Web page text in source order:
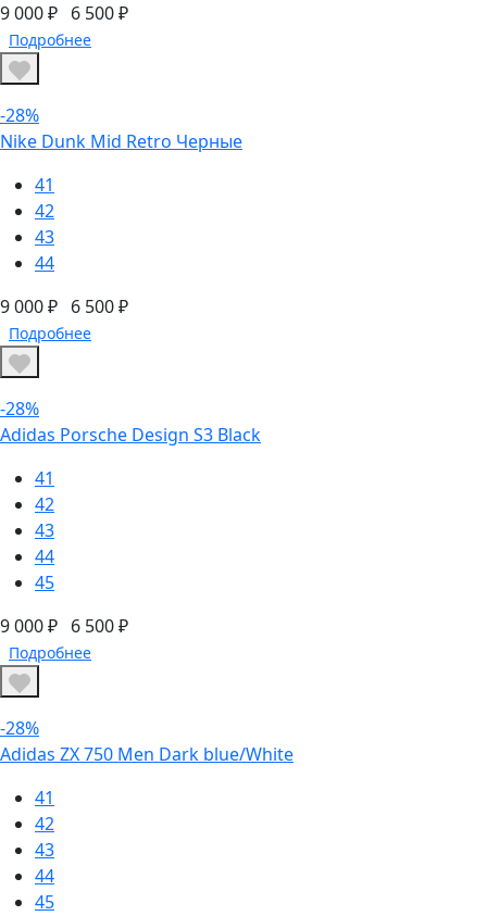
9 000 ₽ 6 500 ₽
Подробнее
-28%
Nike Dunk Mid Retro Черные
41
42
43
44
9 000 ₽ 6 500 ₽
Подробнее
-28%
Adidas Porsche Design S3 Black
41
42
43
44
45
9 000 ₽ 6 500 ₽
Подробнее
-28%
Adidas ZX 750 Men Dark blue/White
41
42
43
44
45